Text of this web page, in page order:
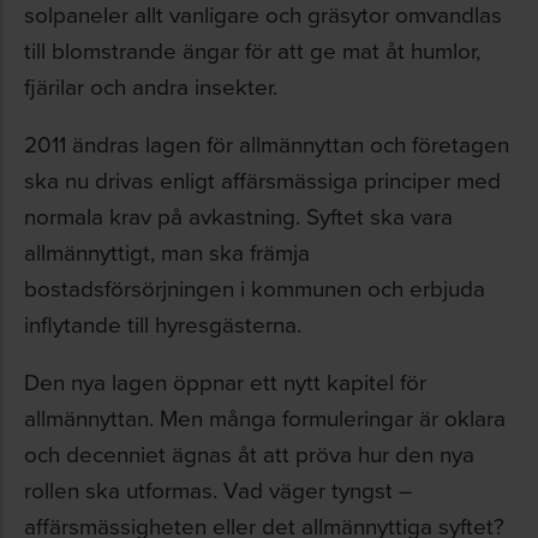
solpaneler allt vanligare och gräsytor omvandlas
till blomstrande ängar för att ge mat åt humlor,
fjärilar och andra insekter.
2011 ändras lagen för allmännyttan och företagen
ska nu drivas enligt affärsmässiga principer med
normala krav på avkastning. Syftet ska vara
allmännyttigt, man ska främja
bostadsförsörjningen i kommunen och erbjuda
inflytande till hyresgästerna.
Den nya lagen öppnar ett nytt kapitel för
allmännyttan. Men många formuleringar är oklara
och decenniet ägnas åt att pröva hur den nya
rollen ska utformas. Vad väger tyngst –
affärsmässigheten eller det allmännyttiga syftet?